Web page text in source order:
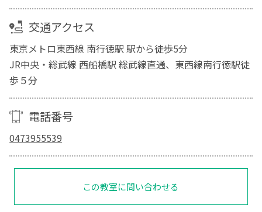
交通アクセス
東京メトロ東西線 南行徳駅 駅から徒歩5分
JR中央・総武線 西船橋駅 総武線直通、東西線南行徳駅徒
歩５分
電話番号
0473955539
この教室に問い合わせる